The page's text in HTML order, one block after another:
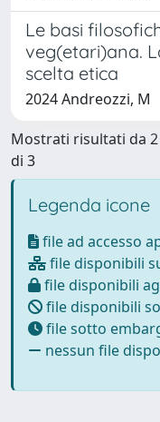
Le basi
veg(etari)ana.
scelta etica
2024 Andreozzi, M
Mostrati risultati da 2
di 3
Legenda icone
file ad accesso
file disponibili
file disponibili
file disponibili
file sotto
nessun file